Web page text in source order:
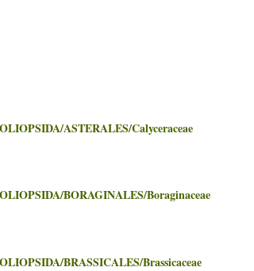
ASTERALES/Calyceraceae
BORAGINALES/Boraginaceae
BRASSICALES/Brassicaceae